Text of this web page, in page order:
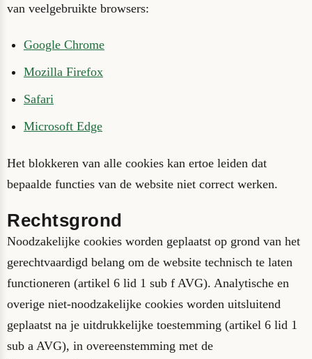
van veelgebruikte browsers:
Google Chrome
Mozilla Firefox
Safari
Microsoft Edge
Het blokkeren van alle cookies kan ertoe leiden dat
bepaalde functies van de website niet correct werken.
Rechtsgrond
Noodzakelijke cookies worden geplaatst op grond van het
gerechtvaardigd belang om de website technisch te laten
functioneren (artikel 6 lid 1 sub f AVG). Analytische en
overige niet-noodzakelijke cookies worden uitsluitend
geplaatst na je uitdrukkelijke toestemming (artikel 6 lid 1
sub a AVG), in overeenstemming met de